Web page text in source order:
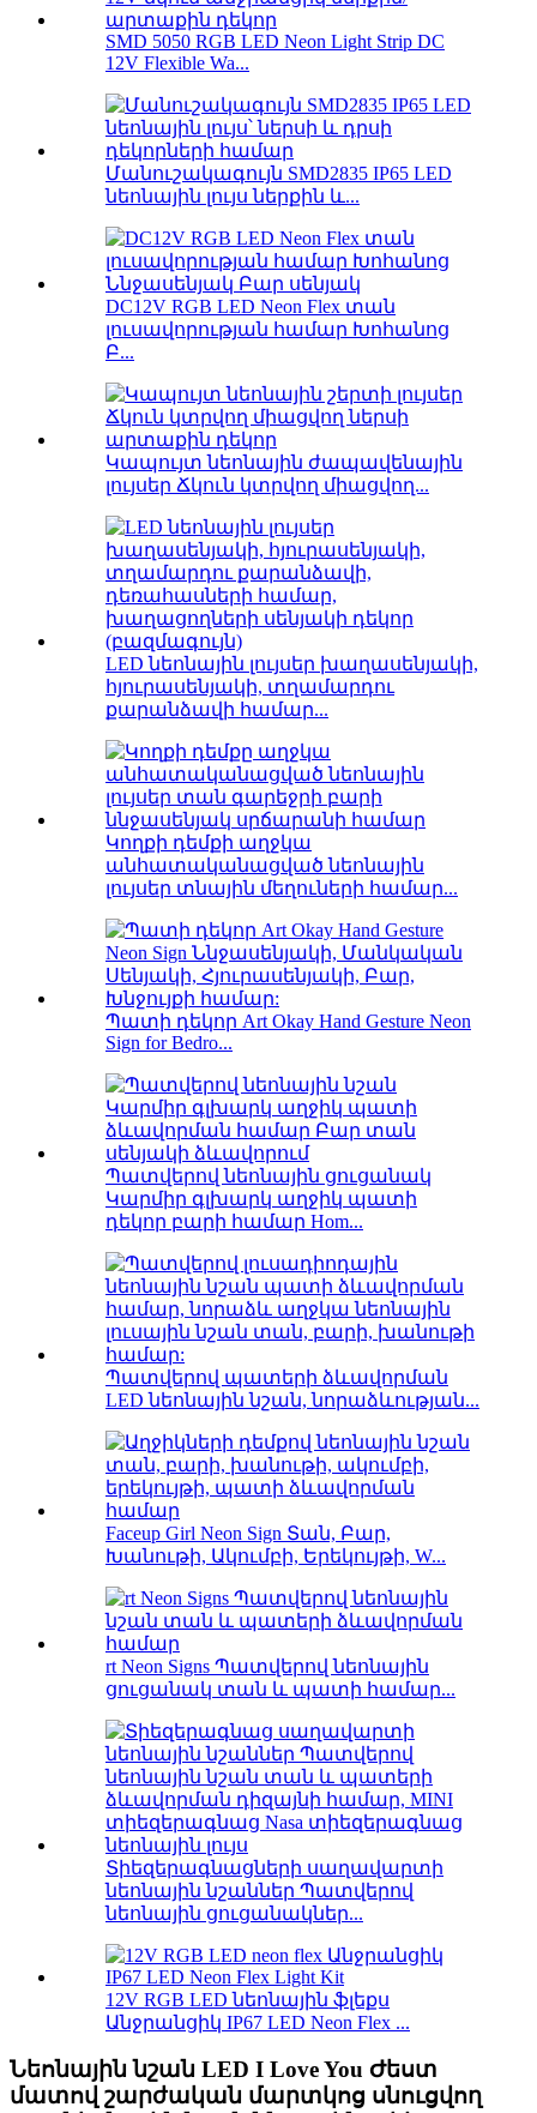
SMD 5050 RGB LED Neon Light Strip DC
12V Flexible Wa...
Մանուշակագույն SMD2835 IP65 LED
նեոնային լույս ներքին և...
DC12V RGB LED Neon Flex տան
լուսավորության համար Խոհանոց
Բ...
Կապույտ նեոնային ժապավենային
լույսեր Ճկուն կտրվող միացվող...
LED նեոնային լույսեր խաղասենյակի,
հյուրասենյակի, տղամարդու
քարանձավի համար...
Կողքի դեմքի աղջկա
անհատականացված նեոնային
լույսեր տնային մեղուների համար...
Պատի դեկոր Art Okay Hand Gesture Neon
Sign for Bedro...
Պատվերով նեոնային ցուցանակ
Կարմիր գլխարկ աղջիկ պատի
դեկոր բարի համար Hom...
Պատվերով պատերի ձևավորման
LED նեոնային նշան, նորաձևության...
Faceup Girl Neon Sign Տան, Բար,
Խանութի, Ակումբի, Երեկույթի, W...
rt Neon Signs Պատվերով նեոնային
ցուցանակ տան և պատի համար...
Տիեզերագնացների սաղավարտի
նեոնային նշաններ Պատվերով
նեոնային ցուցանակներ...
12V RGB LED նեոնային ֆլեքս
Անջրանցիկ IP67 LED Neon Flex ...
Նեոնային նշան LED I Love You Ժեստ
մատով շարժական մարտկոց սնուցվող